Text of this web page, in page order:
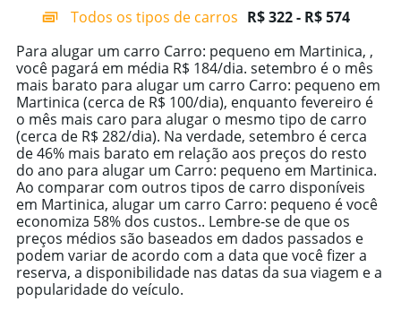
categories.
Range:
14
categories.
The
chart
has
1
Y
axis
displaying
values.
Range:
0
to
750.
Todos os tipos de carros R$ 322 - R$ 574
Para alugar um carro Carro: pequeno em Martinica, ,
você pagará em média R$ 184/dia. setembro é o mês
mais barato para alugar um carro Carro: pequeno em
Martinica (cerca de R$ 100/dia), enquanto fevereiro é
o mês mais caro para alugar o mesmo tipo de carro
(cerca de R$ 282/dia). Na verdade, setembro é cerca
de 46% mais barato em relação aos preços do resto
do ano para alugar um Carro: pequeno em Martinica.
Ao comparar com outros tipos de carro disponíveis
em Martinica, alugar um carro Carro: pequeno é você
economiza 58% dos custos.. Lembre-se de que os
preços médios são baseados em dados passados e
podem variar de acordo com a data que você fizer a
reserva, a disponibilidade nas datas da sua viagem e a
popularidade do veículo.